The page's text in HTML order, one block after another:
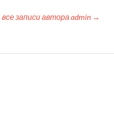
записи автора admin →